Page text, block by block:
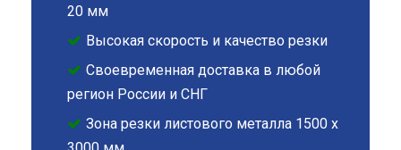
20 мм
Высокая скорость и качество резки
Своевременная доставка в любой
регион России и СНГ
Зона резки листового металла 1500 х